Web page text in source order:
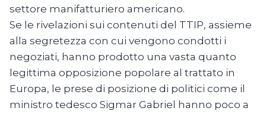
settore manifatturiero americano.
Se le rivelazioni sui contenuti del TTIP, assieme
alla segretezza con cui vengono condotti i
negoziati, hanno prodotto una vasta quanto
legittima opposizione popolare al trattato in
Europa, le prese di posizione di politici come il
ministro tedesco Sigmar Gabriel hanno poco a